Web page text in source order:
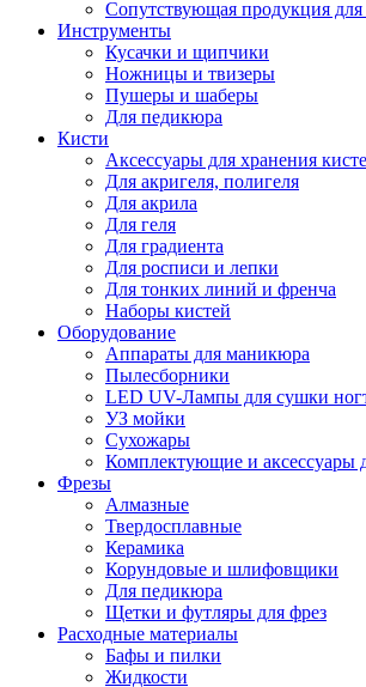
Сопутствующая продукция
Инструменты
Кусачки и щипчики
Ножницы и твизеры
Пушеры и шаберы
Для педикюра
Кисти
Аксессуары для хранения
Для акригеля, полигеля
Для акрила
Для геля
Для градиента
Для росписи и лепки
Для тонких линий и френча
Наборы кистей
Оборудование
Аппараты для маникюра
Пылесборники
LED UV-Лампы для сушки
УЗ мойки
Сухожары
Комплектующие и аксессуары
Фрезы
Алмазные
Твердосплавные
Керамика
Корундовые и шлифовщики
Для педикюра
Щетки и футляры для фрез
Расходные материалы
Бафы и пилки
Жидкости